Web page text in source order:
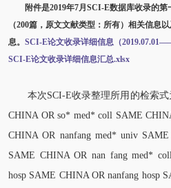
附件是2019年7月SCI-E数据库收录的
（200篇，原文文献类型：所有）相关信息
息。 SCI-E论文收录详细信息（
SCI-E论文收录详细信息汇总.xlsx
本次SCI-E收录整理所用的检索式
CHINA OR so* med* coll SAME
CHINA OR nanfang med* univ
SAME CHINA OR nan fang med*
hosp SAME CHINA OR nanfang hosp